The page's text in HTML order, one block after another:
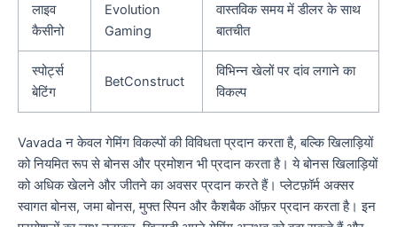
लाइव
कैसीनो
Evolution
Gaming
वास्तविक समय में डीलर के साथ
बातचीत
स्पोर्ट्स
बेटिंग
BetConstruct
विभिन्न खेलों पर दांव लगाने का
विकल्प
Vavada न केवल गेमिंग विकल्पों की विविधता प्रदान करता है, बल्कि खिलाड़ियों
को नियमित रूप से बोनस और प्रमोशन भी प्रदान करता है। ये बोनस खिलाड़ियों
को अधिक खेलने और जीतने का अवसर प्रदान करते हैं। प्लेटफ़ॉर्म अक्सर
स्वागत बोनस, जमा बोनस, मुफ्त स्पिन और कैशबैक ऑफ़र प्रदान करता है। इन